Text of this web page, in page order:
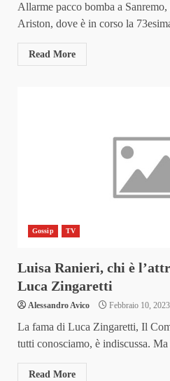
Allarme pacco bomba a
Ariston, dove è in corso la
Read More
Gossip TV
Luisa Ranieri, chi è
Luca Zingaretti
Alessandro Avico Febbraio 10, 2023
La fama di Luca Zingaretti, Il
tutti conosciamo, è indiscussa. Ma
Read More